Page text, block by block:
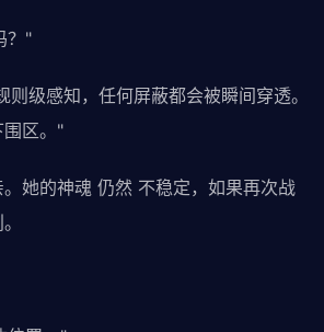
？"
则级感知，任何屏蔽都会被瞬间穿透。
围区。"
她的神魂 仍然 不稳定，如果再次战